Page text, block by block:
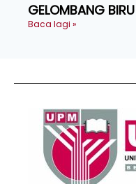
GELOMBANG
Baca lagi »